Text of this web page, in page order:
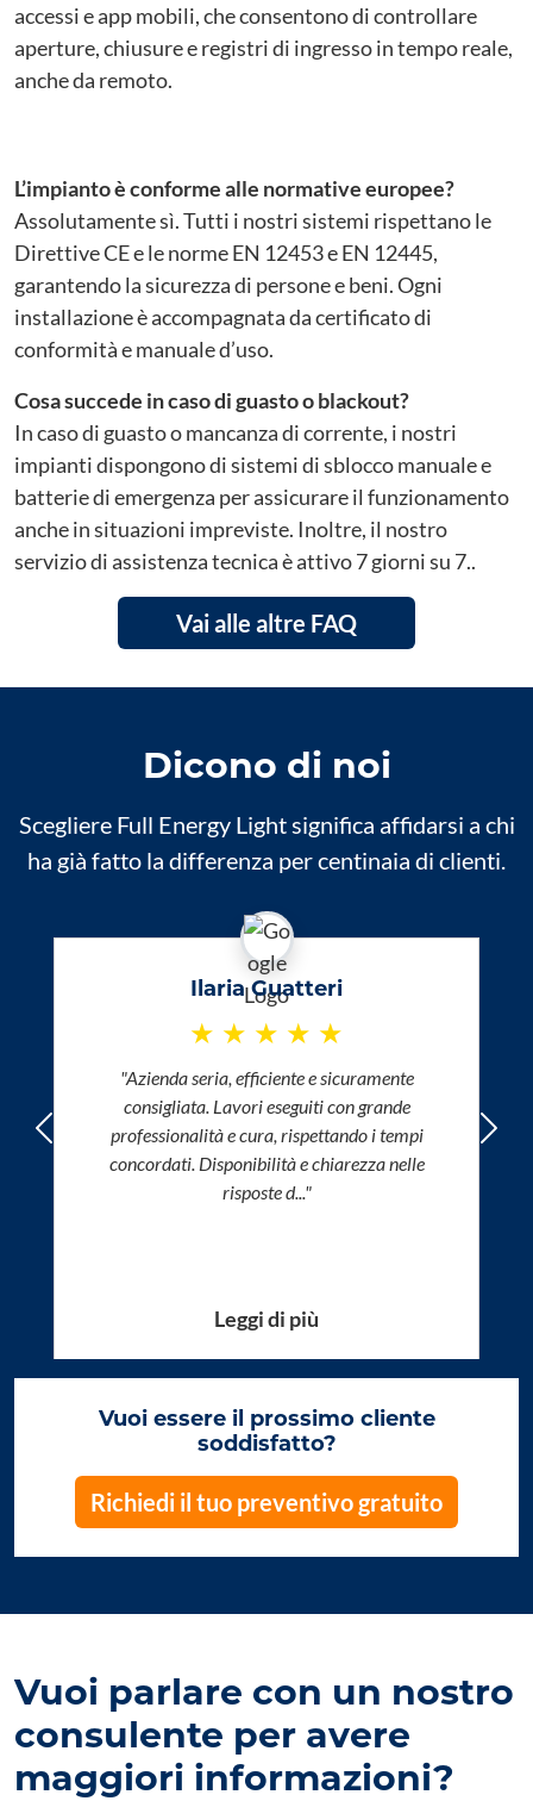
accessi e app mobili, che consentono di controllare
aperture, chiusure e registri di ingresso in tempo reale,
anche da remoto.
L’impianto è conforme alle normative europee?
Assolutamente sì. Tutti i nostri sistemi rispettano le
Direttive CE e le norme EN 12453 e EN 12445,
garantendo la sicurezza di persone e beni. Ogni
installazione è accompagnata da certificato di
conformità e manuale d’uso.
Cosa succede in caso di guasto o blackout?
In caso di guasto o mancanza di corrente, i nostri
impianti dispongono di sistemi di sblocco manuale e
batterie di emergenza per assicurare il funzionamento
anche in situazioni impreviste. Inoltre, il nostro
servizio di assistenza tecnica è attivo 7 giorni su 7..
Vai alle altre FAQ
Dicono di noi
Scegliere Full Energy Light significa affidarsi a chi
ha già fatto la differenza per centinaia di clienti.
Ilaria Guatteri
★ ★ ★ ★ ★
"Azienda seria, efficiente e sicuramente
consigliata. Lavori eseguiti con grande
professionalità e cura, rispettando i tempi
concordati. Disponibilità e chiarezza nelle
risposte d..."
Leggi di più
Precedente
Vuoi essere il prossimo cliente
soddisfatto?
Richiedi il tuo preventivo gratuito
Vuoi parlare con un nostro
consulente per avere
maggiori informazioni?